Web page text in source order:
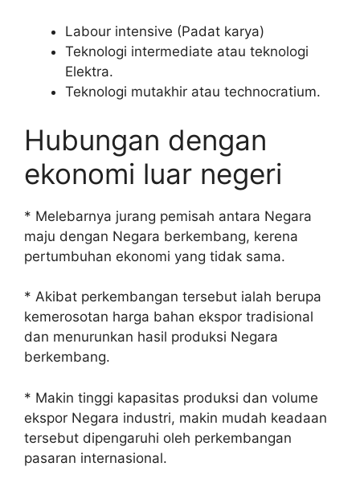
Labour intensive (Padat karya)
Teknologi intermediate atau teknologi
Elektra.
Teknologi mutakhir atau technocratium.
Hubungan dengan
ekonomi luar negeri
* Melebarnya jurang pemisah antara Negara
maju dengan Negara berkembang, kerena
pertumbuhan ekonomi yang tidak sama.
* Akibat perkembangan tersebut ialah berupa
kemerosotan harga bahan ekspor tradisional
dan menurunkan hasil produksi Negara
berkembang.
* Makin tinggi kapasitas produksi dan volume
ekspor Negara industri, makin mudah keadaan
tersebut dipengaruhi oleh perkembangan
pasaran internasional.